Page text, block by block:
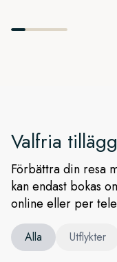
Valfria tillägg
Förbättra din resa
kan endast bokas
online eller per
Alla Utflykter